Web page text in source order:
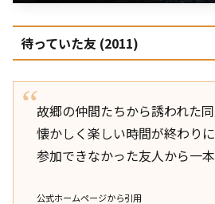
待っていた友 (2011)
故郷の仲間たちから誘われた同
懐かしく楽しい時間が終わり
参加できなかった友人から一
公式ホームページから引用